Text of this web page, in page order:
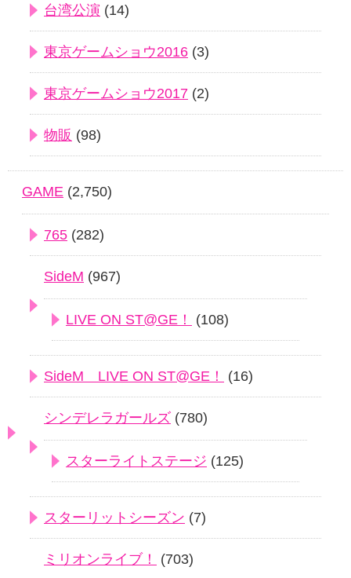
台湾公演 (14)
東京ゲームショウ2016 (3)
東京ゲームショウ2017 (2)
物販 (98)
GAME (2,750)
765 (282)
SideM (967)
LIVE ON ST@GE！ (108)
SideM LIVE ON ST@GE！ (16)
シンデレラガールズ (780)
スターライトステージ (125)
スターリットシーズン (7)
ミリオンライブ！ (703)